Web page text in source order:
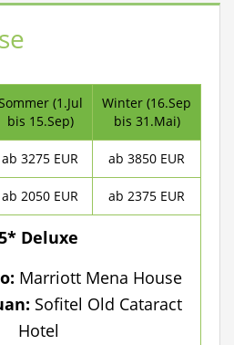
(1.Jul
bis 15.Sep)
Winter (16.Sep
bis 31.Mai)
ab 3275 EUR ab 3850 EUR
ab 2050 EUR ab 2375 EUR
Deluxe
Marriott Mena House
Sofitel Old Cataract
Hotel